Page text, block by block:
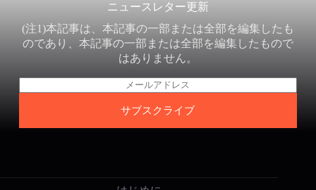
ニュースレター更新
(注1)本記事は、本記事の一部または全部を編集したも
のであり、本記事の一部または全部を編集したもので
はありません。
子
サブスクライブ